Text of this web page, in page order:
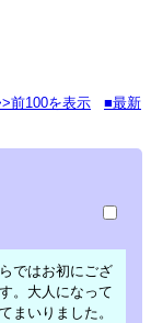
前100を表示
■最新
ではお初にござ
。大人になって
まいりました。